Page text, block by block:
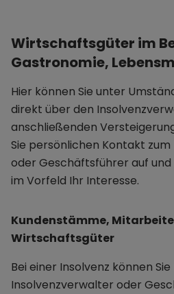
Wirtschaftsgüter im
Gastronomie,
Hier können Sie unter
direkt über den
anschließenden
Sie persönlichen Kontakt
oder Geschäftsführer auf und
im Vorfeld Ihr Interesse.
Kundenstämme,
Wirtschaftsgüter
Bei einer Insolvenz können
Insolvenzverwalter oder